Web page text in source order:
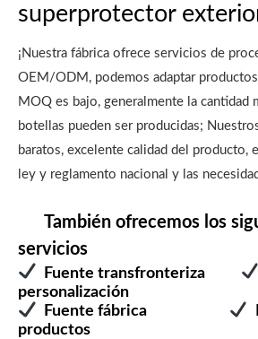
superprotector
¡Nuestra fábrica ofrece servicios de
OEM/ODM, podemos adaptar
MOQ es bajo, generalmente la cantidad
botellas pueden ser producidas;
baratos, excelente calidad del producto,
ley y reglamento nacional y las
También ofrecemos los
servicios
Fuente transfronteriza
personalización
Fuente fábrica
productos